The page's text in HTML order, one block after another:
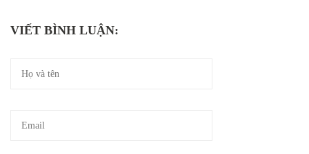
VIẾT BÌNH LUẬN: